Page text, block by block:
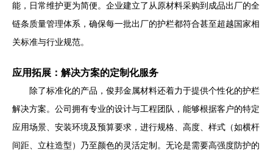
能，日常维护更为简便。企业建立了从原材料采购到成品出厂的全
链条质量管理体系，确保每一批出厂的护栏都符合甚至超越国家相
关标准与行业规范。
应用拓展：解决方案的定制化服务
除了标准化的产品，俊邦金属材料还着力于提供个性化的护栏
解决方案。公司拥有专业的设计与工程团队，能够根据客户的特定
应用场景、安装环境及预算要求，进行规格、高度、样式（如横杆
间距、立柱造型）乃至颜色的灵活定制。无论是需要高强度防护的